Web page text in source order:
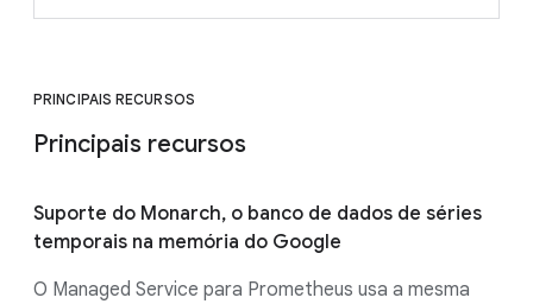
PRINCIPAIS RECURSOS
Principais recursos
Suporte do Monarch, o banco de dados de séries
temporais na memória do Google
O Managed Service para Prometheus usa a mesma